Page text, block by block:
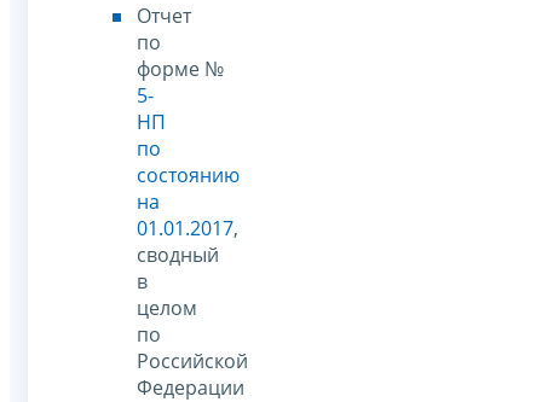
Отчет
по
форме №
5-
НП
по
состоянию
на
01.01.2017,
сводный
в
целом
по
Российской
Федерации